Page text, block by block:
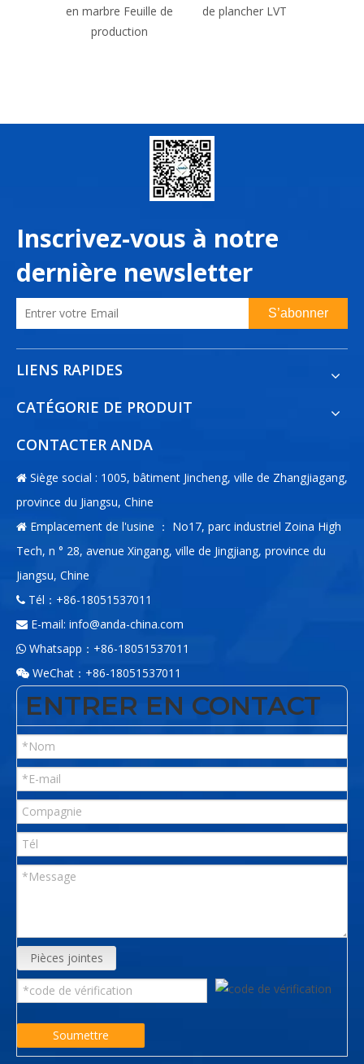
de plancher LVT
WPC
Inscrivez-vous à notre
dernière newsletter
S’abonner
LIENS RAPIDES
CATÉGORIE DE PRODUIT
CONTACTER ANDA
 Siège social : 1005, bâtiment Jincheng, ville de Zhangjiagang,
province du Jiangsu, Chine
 Emplacement de l'usine ： No17, parc industriel Zoina High
Tech, n ° 28, avenue Xingang, ville de Jingjiang, province du
Jiangsu, Chine
 Tél：+86-18051537011
 E-mail: info@anda-china.com
 Whatsapp：+86-18051537011
 WeChat：+86-18051537011
ENTRER EN CONTACT
Pièces jointes
Soumettre